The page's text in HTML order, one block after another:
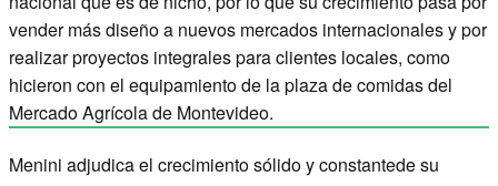
vender más diseño a nuevos mercados internacionales y por
realizar proyectos integrales para clientes locales, como
hicieron con el equipamiento de la plaza de comidas del
Mercado Agrícola de Montevideo.
Menini adjudica el crecimiento sólido y constantede su